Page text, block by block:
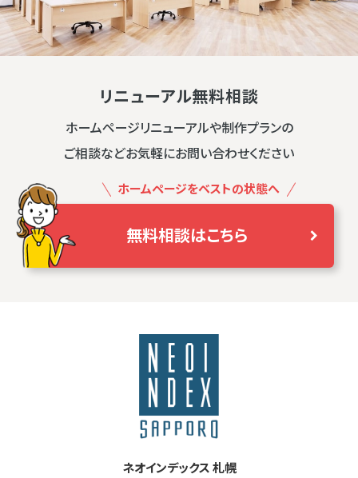
リニューアル無料相談
ホームページリニューアルや制作プランの
ご相談などお気軽にお問い合わせください
ホームページをベストの状態へ
無料相談はこちら
ネオインデックス 札幌